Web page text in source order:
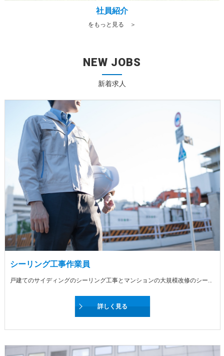
社員紹介
をもっと見る ＞
新着求人
NEW JOBS
シーリング工事作業員
戸建てのサイディングのシーリング工事とマンションの大規模改修のシーリング工事です。 優しい先輩たち先頭を切ってやっているので、働きやすい雰囲気な楽しいアットホームな会社です！男女問いません。女性の方でも活躍できる仕事です！ やる気があれば年齢問わず能力に応じて昇給します。 もちろん経験者の方は能力に応じてポストをご用意します。 これから会社を盛り上げていってくれる方、お待ちしております！
詳しく見る